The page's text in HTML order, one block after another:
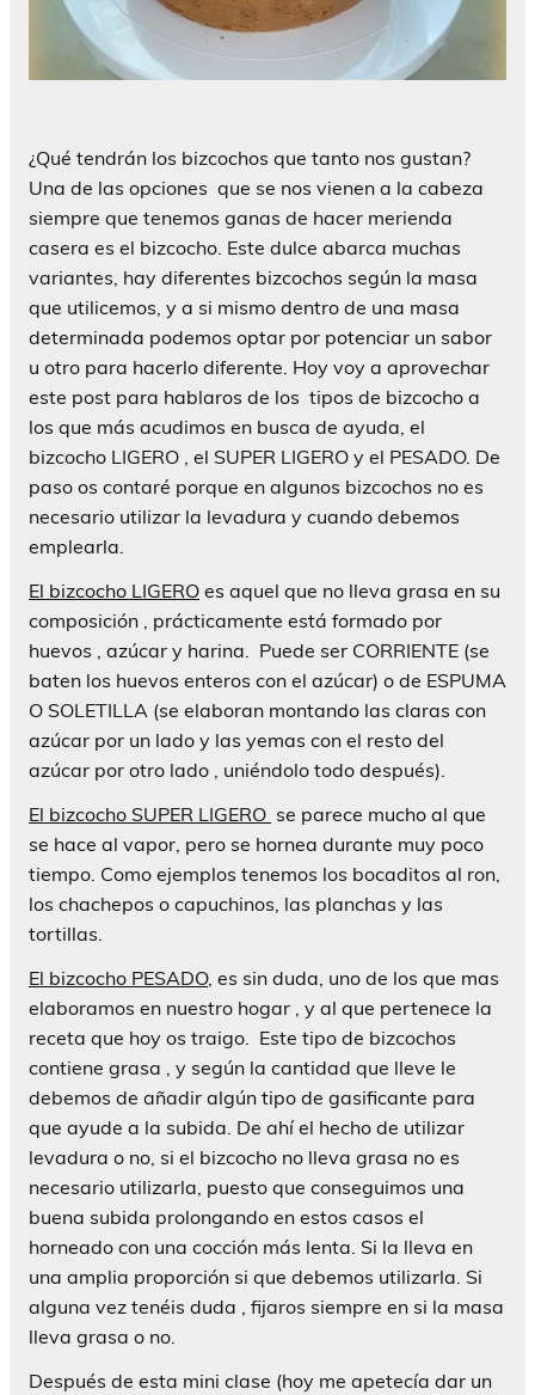
¿Qué tendrán los bizcochos que tanto nos gustan?
Una de las opciones que se nos vienen a la cabeza
siempre que tenemos ganas de hacer merienda
casera es el bizcocho. Este dulce abarca muchas
variantes, hay diferentes bizcochos según la masa
que utilicemos, y a si mismo dentro de una masa
determinada podemos optar por potenciar un sabor
u otro para hacerlo diferente. Hoy voy a aprovechar
este post para hablaros de los tipos de bizcocho a
los que más acudimos en busca de ayuda, el
bizcocho LIGERO , el SUPER LIGERO y el PESADO. De
paso os contaré porque en algunos bizcochos no es
necesario utilizar la levadura y cuando debemos
emplearla.
El bizcocho LIGERO es aquel que no lleva grasa en su
composición , prácticamente está formado por
huevos , azúcar y harina. Puede ser CORRIENTE (se
baten los huevos enteros con el azúcar) o de ESPUMA
O SOLETILLA (se elaboran montando las claras con
azúcar por un lado y las yemas con el resto del
azúcar por otro lado , uniéndolo todo después).
El bizcocho SUPER LIGERO se parece mucho al que
se hace al vapor, pero se hornea durante muy poco
tiempo. Como ejemplos tenemos los bocaditos al ron,
los chachepos o capuchinos, las planchas y las
tortillas.
El bizcocho PESADO, es sin duda, uno de los que mas
elaboramos en nuestro hogar , y al que pertenece la
receta que hoy os traigo. Este tipo de bizcochos
contiene grasa , y según la cantidad que lleve le
debemos de añadir algún tipo de gasificante para
que ayude a la subida. De ahí el hecho de utilizar
levadura o no, si el bizcocho no lleva grasa no es
necesario utilizarla, puesto que conseguimos una
buena subida prolongando en estos casos el
horneado con una cocción más lenta. Si la lleva en
una amplia proporción si que debemos utilizarla. Si
alguna vez tenéis duda , fijaros siempre en si la masa
lleva grasa o no.
Después de esta mini clase (hoy me apetecía dar un